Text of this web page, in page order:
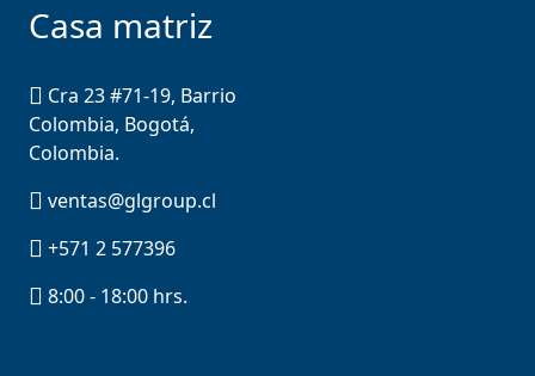
Casa matriz
Cra 23 #71-19, Barrio
Colombia, Bogotá,
Colombia.
ventas@glgroup.cl
+571 2 577396
8:00 - 18:00 hrs.